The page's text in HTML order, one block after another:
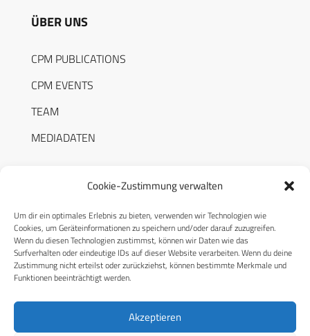
Cookie-Zustimmung verwalten
Um dir ein optimales Erlebnis zu bieten, verwenden wir Technologien wie
Cookies, um Geräteinformationen zu speichern und/oder darauf zuzugreifen.
Wenn du diesen Technologien zustimmst, können wir Daten wie das
Surfverhalten oder eindeutige IDs auf dieser Website verarbeiten. Wenn du deine
Zustimmung nicht erteilst oder zurückziehst, können bestimmte Merkmale und
Funktionen beeinträchtigt werden.
Akzeptieren
ÜBER UNS
CPM PUBLICATIONS
CPM EVENTS
TEAM
MEDIADATEN
RECHTLICHES
Datenschutzerklärung
Cookie-Richtlinie (EU)